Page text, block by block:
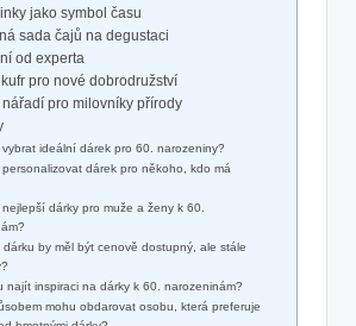
jako symbol času
sada čajů na degustaci
od experta
pro nové dobrodružství
pro milovníky přírody
vybrat ideální dárek pro 60. narozeniny?
personalizovat dárek pro někoho, kdo má
dárky pro muže a ženy k 60.
dárku by měl být cenově dostupný, ale stále
najít inspiraci na dárky k 60. narozeninám?
mohu obdarovat osobu, která preferuje